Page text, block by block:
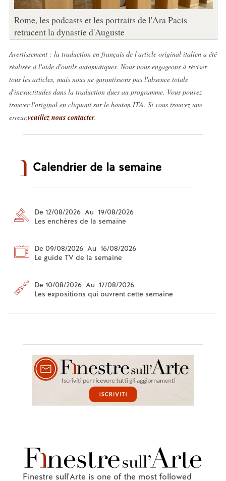
Rome, les podcasts et les portraits de l'Ara Pacis
retracent la dynastie d'Auguste
Avertissement : la traduction en français de l'article original italien a été
réalisée à l'aide d'outils automatiques. Nous nous engageons à réviser
tous les articles, mais nous ne garantissons pas l'absence totale
d'inexactitudes dans la traduction dues au programme. Vous pouvez
trouver l'original en cliquant sur le bouton ITA. Si vous trouvez une
erreur,veuillez nous contacter.
Calendrier de la semaine
De 12/08/2026 Au 19/08/2026
Les enchères de la semaine
De 09/08/2026 Au 16/08/2026
Le guide TV de la semaine
De 10/08/2026 Au 17/08/2026
Les expositions qui ouvrent cette semaine
Finestre sull'Arte is one of the most followed